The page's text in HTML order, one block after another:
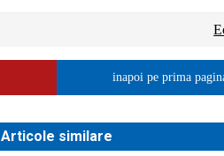
inapoi pe prima
Articole similare